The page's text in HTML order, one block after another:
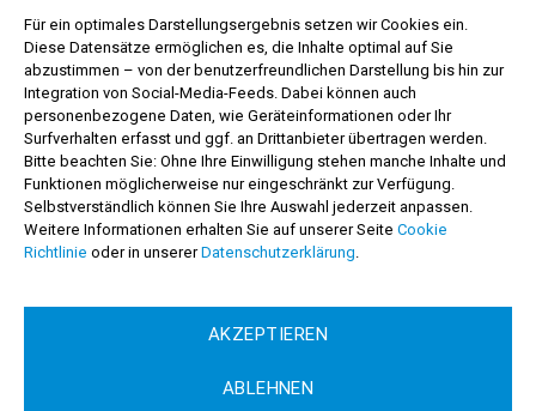
Für ein optimales Darstellungsergebnis setzen wir Cookies ein.
Diese Datensätze ermöglichen es, die Inhalte optimal auf Sie
abzustimmen – von der benutzerfreundlichen Darstellung bis hin zur
Integration von Social-Media-Feeds. Dabei können auch
personenbezogene Daten, wie Geräteinformationen oder Ihr
Surfverhalten erfasst und ggf. an Drittanbieter übertragen werden.
Bitte beachten Sie: Ohne Ihre Einwilligung stehen manche Inhalte und
Funktionen möglicherweise nur eingeschränkt zur Verfügung.
Selbstverständlich können Sie Ihre Auswahl jederzeit anpassen.
Weitere Informationen erhalten Sie auf unserer Seite Cookie
Richtlinie oder in unsererDatenschutzerklärung
AKZEPTIEREN
ABLEHNEN
Kontakt
Lozan Wellness & Beauty Spa
Kaiserstraße 12
66849 Landstuhl
+49 6371 40 44 74
Sofern nicht anders angegeben verstehen sich alle Preise inkl. 19%
gesetzl. MwSt. und zzgl. Versandkosten.
© 2026 Lozan Wellness & Beauty Spa